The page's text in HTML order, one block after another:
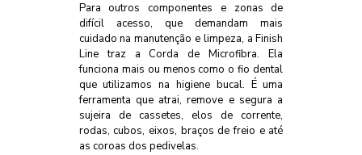
Para outros componentes e zonas de
difícil acesso, que demandam mais
cuidado na manutenção e limpeza, a Finish
Line traz a Corda de Microfibra. Ela
funciona mais ou menos como o fio dental
que utilizamos na higiene bucal. É uma
ferramenta que atrai, remove e segura a
sujeira de cassetes, elos de corrente,
rodas, cubos, eixos, braços de freio e até
as coroas dos pedivelas.